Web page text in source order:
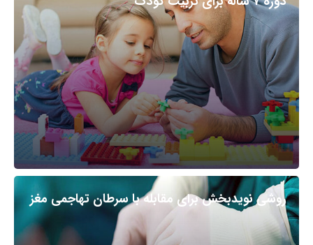
روشی نویدبخش برای مقابله با سرطان تهاجمی مغز